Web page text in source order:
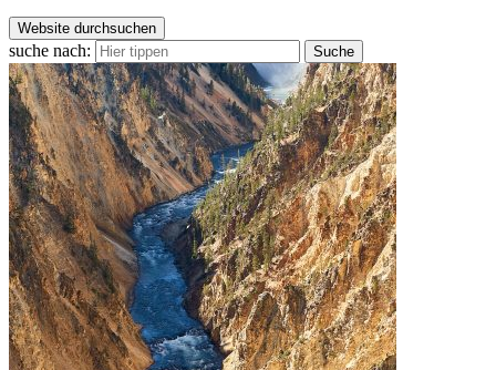
Website durchsuchen
suche nach: Suche